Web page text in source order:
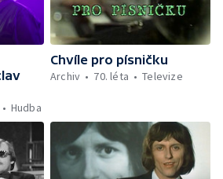
Hudba
Chvíle pro písničku
Archiv
70. léta Televize